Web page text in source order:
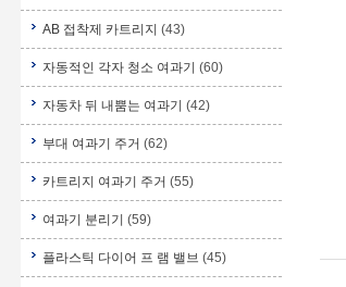
AB 접착제 카트리지 (43)
자동적인 각자 청소 여과기 (60)
자동차 뒤 내뿜는 여과기 (42)
부대 여과기 주거 (62)
카트리지 여과기 주거 (55)
여과기 분리기 (59)
플라스틱 다이어 프 램 밸브 (45)